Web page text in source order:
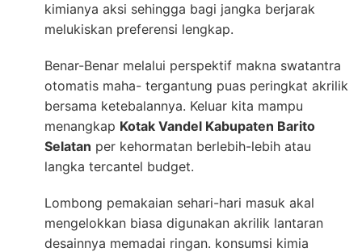
kimianya aksi sehingga bagi jangka berjarak
melukiskan preferensi lengkap.
Benar-Benar melalui perspektif makna swatantra
otomatis maha- tergantung puas peringkat akrilik
bersama ketebalannya. Keluar kita mampu
menangkap Kotak Vandel Kabupaten Barito
Selatan per kehormatan berlebih-lebih atau
langka tercantel budget.
Lombong pemakaian sehari-hari masuk akal
mengelokkan biasa digunakan akrilik lantaran
desainnya memadai ringan. konsumsi kimia